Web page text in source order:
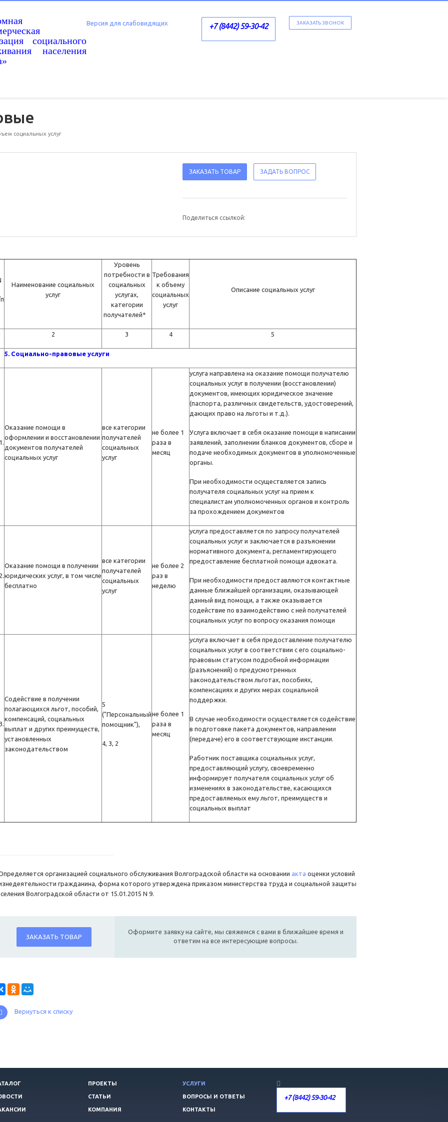
социального
населения
ЗАКАЗАТЬ ЗВОНОК
+7 (8442) 59-30-42
Версия для слабовидящих
социальных услуг
ЗАКАЗАТЬ ТОВАР ЗАДАТЬ ВОПРОС
Поделиться ссылкой:
Наименование социальных
услуг
Уровень
потребности в
социальных
услугах,
категории
получателей*
Требования
к объему
социальных
услуг
Описание социальных услуг
2 3 4 5
5. Социально-правовые услуги
Оказание помощи в
оформлении и восстановлении
документов получателей
социальных услуг
все категории
получателей
социальных
услуг
не более 1
раза в
месяц
услуга направлена на оказание помощи получателю
социальных услуг в получении (восстановлении)
документов, имеющих юридическое значение
(паспорта, различных свидетельств, удостоверений,
дающих право на льготы и т.д.).
Услуга включает в себя оказание помощи в написании
заявлений, заполнении бланков документов, сборе и
подаче необходимых документов в уполномоченные
органы.
При необходимости осуществляется запись
получателя социальных услуг на прием к
специалистам уполномоченных органов и контроль
за прохождением документов
Оказание помощи в получении
юридических услуг, в том числе
бесплатно
все категории
получателей
социальных
услуг
не более 2
раз в
неделю
услуга предоставляется по запросу получателей
социальных услуг и заключается в разъяснении
нормативного документа, регламентирующего
предоставление бесплатной помощи адвоката.
При необходимости предоставляются контактные
данные ближайшей организации, оказывающей
данный вид помощи, а также оказывается
содействие по взаимодействию с ней получателей
социальных услуг по вопросу оказания помощи
Содействие в получении
полагающихся льгот, пособий,
компенсаций, социальных
выплат и других преимуществ,
установленных
законодательством
5
("Персональный
помощник"),
4, 3, 2
не более 1
раза в
месяц
услуга включает в себя предоставление получателю
социальных услуг в соответствии с его социально-
правовым статусом подробной информации
(разъяснений) о предусмотренных
законодательством льготах, пособиях,
компенсациях и других мерах социальной
поддержки.
В случае необходимости осуществляется содействие
в подготовке пакета документов, направлении
(передаче) его в соответствующие инстанции.
Работник поставщика социальных услуг,
предоставляющий услугу, своевременно
информирует получателя социальных услуг об
изменениях в законодательстве, касающихся
предоставляемых ему льгот, преимуществ и
социальных выплат
организацией социального обслуживания Волгоградской области на основании акта оценки условий
гражданина, форма которого утверждена приказом министерства труда и социальной защиты
Волгоградской области от 15.01.2015 N 9.
ЗАКАЗАТЬ ТОВАР
Оформите заявку на сайте, мы свяжемся с вами в ближайшее время и
ответим на все интересующие вопросы.
Вернуться к списку
ПРОЕКТЫ УСЛУГИ
СТАТЬИ ВОПРОСЫ И ОТВЕТЫ
КОМПАНИЯ КОНТАКТЫ
+7 (8442) 59-30-42